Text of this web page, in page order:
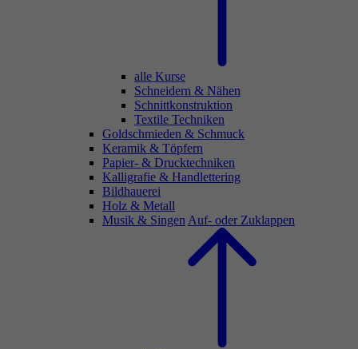
alle Kurse
Schneidern & Nähen
Schnittkonstruktion
Textile Techniken
Goldschmieden & Schmuck
Keramik & Töpfern
Papier- & Drucktechniken
Kalligrafie & Handlettering
Bildhauerei
Holz & Metall
Musik & Singen Auf- oder Zuklappen